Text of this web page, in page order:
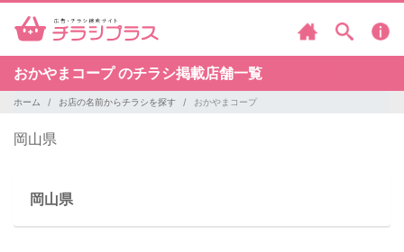
おかやまコープ のチラシ掲載店舗一覧
ホーム お店の名前からチラシを探す おかやまコープ
岡山県
岡山県